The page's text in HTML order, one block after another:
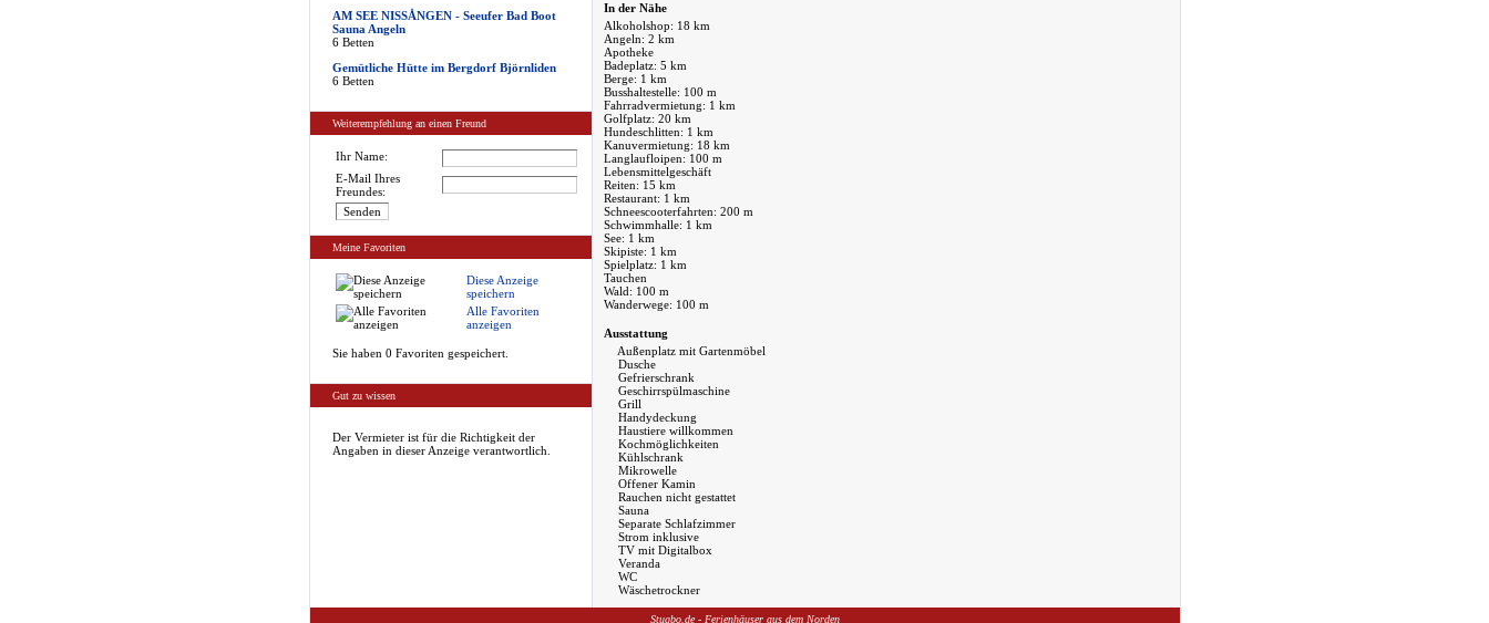
AM SEE NISSÅNGEN - Seeufer Bad Boot
Sauna Angeln
6 Betten
Gemütliche Hütte im Bergdorf Björnliden
6 Betten
Weiterempfehlung an einen Freund
Ihr Name:
E-Mail Ihres
Freundes:
Meine Favoriten
Diese Anzeige
speichern
Alle Favoriten
anzeigen
Sie haben 0 Favoriten gespeichert.
Gut zu wissen
Der Vermieter ist für die Richtigkeit der
Angaben in dieser Anzeige verantwortlich.
In der Nähe
Alkoholshop: 18 km
Angeln: 2 km
Apotheke
Badeplatz: 5 km
Berge: 1 km
Busshaltestelle: 100 m
Fahrradvermietung: 1 km
Golfplatz: 20 km
Hundeschlitten: 1 km
Kanuvermietung: 18 km
Langlaufloipen: 100 m
Lebensmittelgeschäft
Reiten: 15 km
Restaurant: 1 km
Schneescooterfahrten: 200 m
Schwimmhalle: 1 km
See: 1 km
Skipiste: 1 km
Spielplatz: 1 km
Tauchen
Wald: 100 m
Wanderwege: 100 m
Ausstattung
Außenplatz mit Gartenmöbel
Dusche
Gefrierschrank
Geschirrspülmaschine
Grill
Handydeckung
Haustiere willkommen
Kochmöglichkeiten
Kühlschrank
Mikrowelle
Offener Kamin
Rauchen nicht gestattet
Sauna
Separate Schlafzimmer
Strom inklusive
TV mit Digitalbox
Veranda
WC
Wäschetrockner
Stugbo.de - Ferienhäuser aus dem Norden